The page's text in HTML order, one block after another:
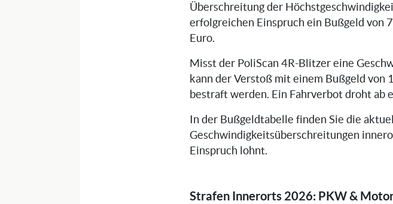
Überschreitung der
erfolgreichen Einspruch ein Bußgeld von
Euro.
Misst der PoliScan 4R-Blitzer eine
kann der Verstoß mit einem Bußgeld von
bestraft werden. Ein Fahrverbot droht ab
In der Bußgeldtabelle finden Sie die
Geschwindigkeitsüberschreitungen
Einspruch lohnt.
Strafen Innerorts 2026: PKW &